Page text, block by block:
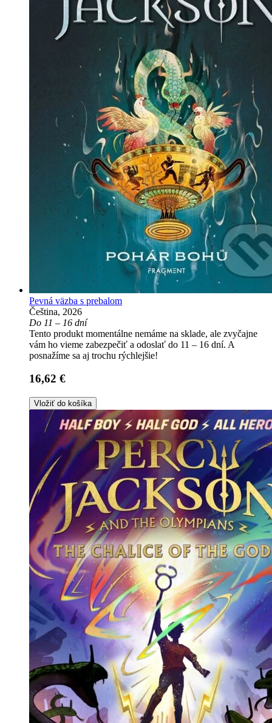
Pevná väzba s prebalom
Čeština, 2026
Do 11 – 16 dní
Tento produkt momentálne nemáme na sklade, ale zvyčajne
vám ho vieme zabezpečiť a odoslať do 11 – 16 dní. A
posnažíme sa aj trochu rýchlejšie!
16,62 €
Vložiť do košíka